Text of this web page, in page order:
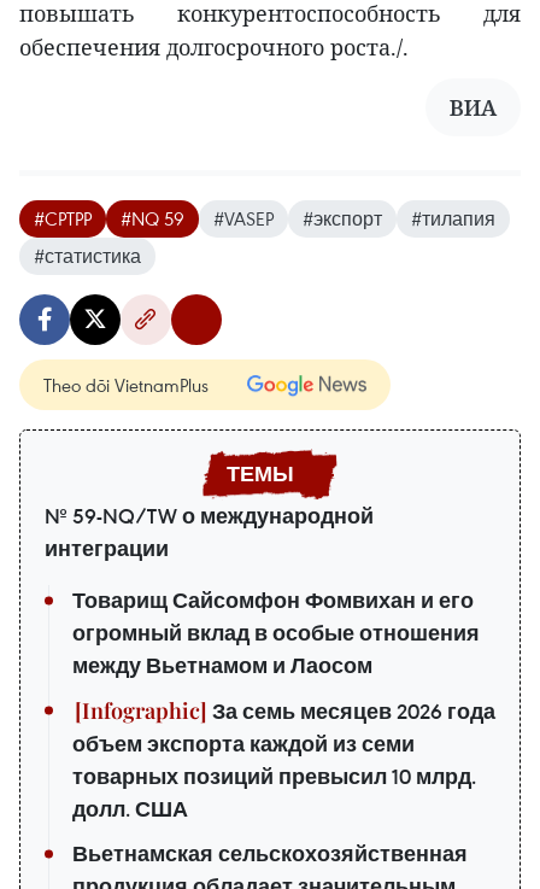
повышать конкурентоспособность для
обеспечения долгосрочного роста./.
ВИА
#CPTPP #NQ 59 #VASEP #экспорт
#тилапия
#статистика
Theo dõi VietnamPlus
№ 59-NQ/TW о международной
интеграции
Товарищ Сайсомфон Фомвихан и его
огромный вклад в особые отношения
между Вьетнамом и Лаосом
За семь месяцев 2026 года
объем экспорта каждой из семи
товарных позиций превысил 10 млрд.
долл. США
Вьетнамская сельскохозяйственная